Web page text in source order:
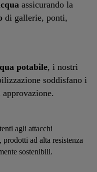
assicurando la
di gallerie, ponti,
potabile, i nostri
soddisfano i
agli attacchi
ad alta resistenza
sostenibili.